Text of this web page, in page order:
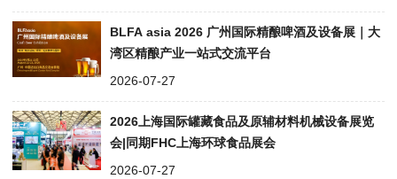
BLFA asia 2026 广州国际精酿啤酒及设备展｜大
湾区精酿产业一站式交流平台
2026-07-27
2026上海国际罐藏食品及原辅材料机械设备展览
会|同期FHC上海环球食品展会
2026-07-27